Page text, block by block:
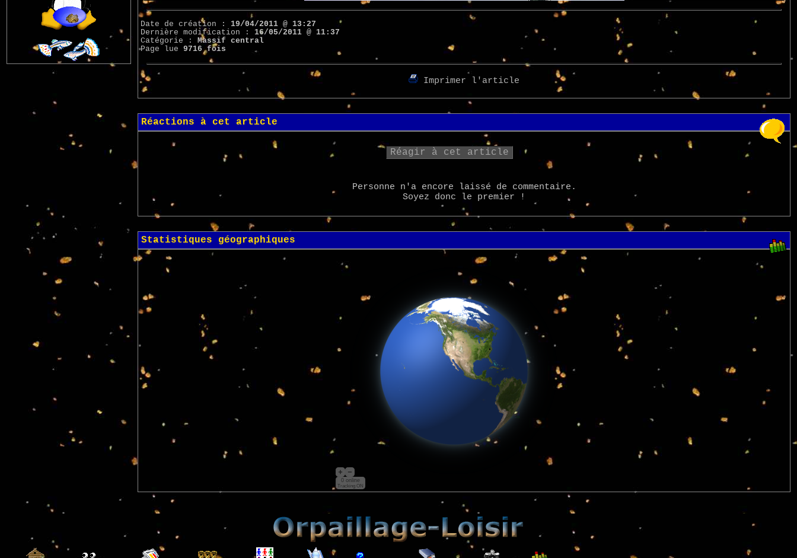
Date de création : 19/04/2011 @ 13:27
Dernière modification : 16/05/2011 @ 11:37
Catégorie :
Massif central
Page lue 9716 fois
Imprimer l'article
Réactions à cet article
Réagir à cet article
Personne n'a encore laissé de commentaire.
Soyez donc le premier !
Statistiques géographiques
0 online
Tracking ON